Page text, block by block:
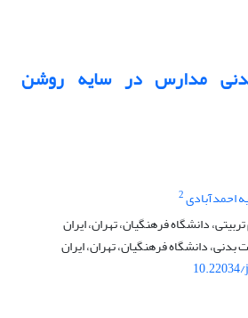
مدارس در سایه روشن
احمدآبادی2
دانشگاه فرهنگیان، تهران، ایران
دانشگاه فرهنگیان، تهران، ایران